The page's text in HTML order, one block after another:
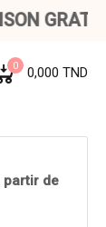
0 0,000 TND
partir de